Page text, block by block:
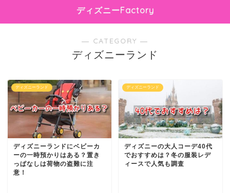
ディズニーFactory
― CATEGORY ―
ディズニーランド
ディズニーランド
ディズニーランドにベビーカ
ーの一時預かりはある？置き
っぱなしは荷物の盗難に注
意！
ディズニーランド
ディズニーの大人コーデ40代
でおすすめは？冬の服装レデ
ィースで人気も調査